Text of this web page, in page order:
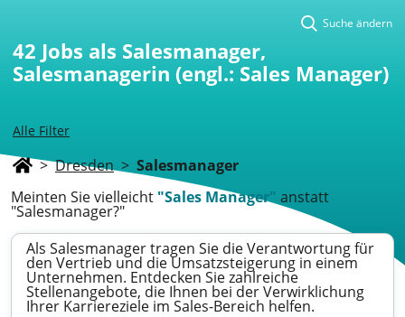
Alle Filter
Suche ändern
42 Jobs als Salesmanager,
Salesmanagerin (engl.: Sales Manager)
> Dresden > Salesmanager
Meinten Sie vielleicht "Sales Manager" anstatt
"Salesmanager?"
Als Salesmanager tragen Sie die Verantwortung für
den Vertrieb und die Umsatzsteigerung in einem
Unternehmen. Entdecken Sie zahlreiche
Stellenangebote, die Ihnen bei der Verwirklichung
Ihrer Karriereziele im Sales-Bereich helfen.